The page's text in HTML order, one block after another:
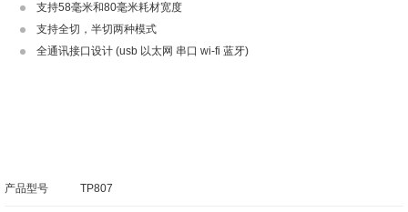
支持58毫米和80毫米耗材宽度
支持全切，半切两种模式
全通讯接口设计 (usb 以太网 串口 wi-fi 蓝牙)
产品型号 TP807